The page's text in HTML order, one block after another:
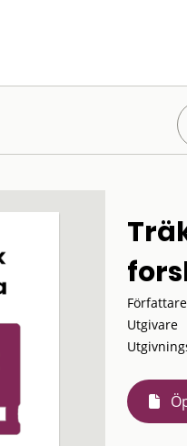
Författare
Utgivare